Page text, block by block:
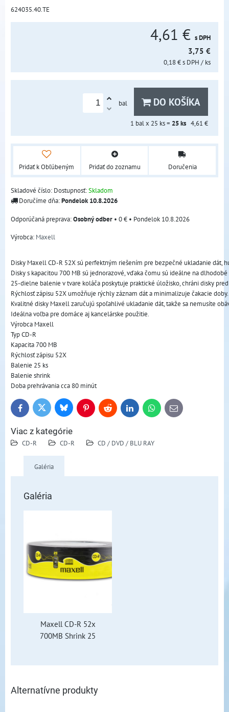
624035.40.TE
4,61 € s DPH
3,75 €
0,18 €s DPH / ks
bal DO KOŠÍKA
1 bal x 25 ks = 25ks 4,61 €
Pridať k Obľúbeným Pridať do zoznamu Doručenia
Skladové číslo: Dostupnosť:Skladom
Doručíme dňa:Pondelok10.8.2026
Osobný odber • 0 € • Pondelok 10.8.2026
Výrobca: Maxell
Disky Maxell CD-R 52X sú perfektným riešením pre bezpečné ukladanie dát,
Disky s kapacitou 700 MB sú jednorazové, vďaka čomu sú ideálne na
25-dielne balenie v tvare koláča poskytuje praktické úložisko, chráni disky
Rýchlosť zápisu 52X umožňuje rýchly záznam dát a minimalizuje čakacie doby.
Kvalitné disky Maxell zaručujú spoľahlivé ukladanie dát, takže sa nemusíte
Ideálna voľba pre domáce aj kancelárske použitie.
Výrobca Maxell
Typ CD-R
Kapacita 700 MB
Rýchlosť zápisu 52X
Balenie 25 ks
Balenie shrink
Doba prehrávania cca 80 minút
FacebookTwitter BlueskyPinterestReddit LinkedInWhatsApp
E-
mail
Viac z kategórie
CD-R CD-R CD / DVD / BLU RAY
Galéria
Galéria
Maxell CD-R 52x
700MB Shrink 25
Alternatívne produkty